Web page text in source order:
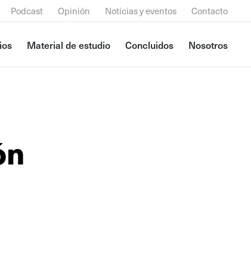
Podcast Opinión Noticias y eventos Contacto
Material de estudio Concluidos Nosotros